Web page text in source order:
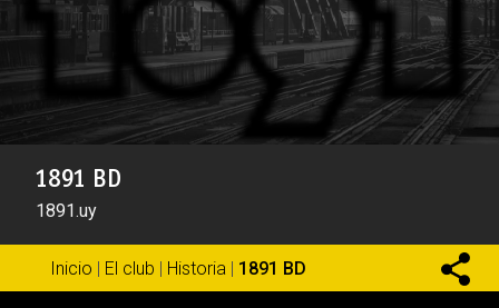
1891 BD
1891.uy
Inicio | El club | Historia | 1891 BD